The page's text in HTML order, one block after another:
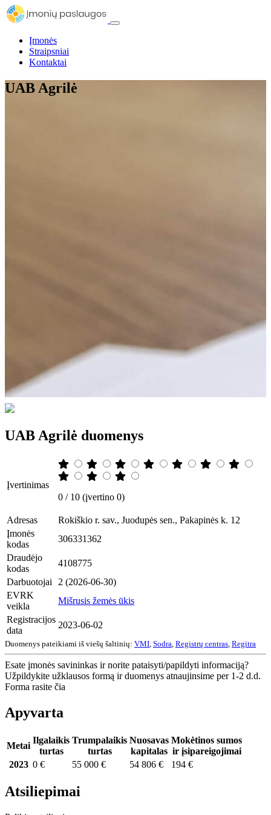
Įmonės
Straipsniai
Kontaktai
UAB Agrilė
UAB Agrilė duomenys
Įvertinimas
0 / 10 (įvertino 0)
Adresas
Rokiškio r. sav., Juodupės sen., Pakapinės k. 12
Įmonės
kodas
306331362
Draudėjo
kodas
4108775
Darbuotojai
2 (2026-06-30)
EVRK
veikla
Mišrusis žemės ūkis
Registracijos
data
2023-06-02
Duomenys pateikiami iš viešų šaltinių: VMI Sodra Registrų centras Regitra
Esate įmonės savininkas ir norite pataisyti/papildyti informaciją?
Užpildykite užklausos formą ir duomenys atnaujinsime per 1-2 d.d.
Forma rasite čia
Apyvarta
Metai
Ilgalaikis
turtas
Trumpalaikis
turtas
Nuosavas
kapitalas
Mokėtinos sumos
ir įsipareigojimai
2023 0 € 55 000 € 54 806 € 194 €
Atsiliepimai